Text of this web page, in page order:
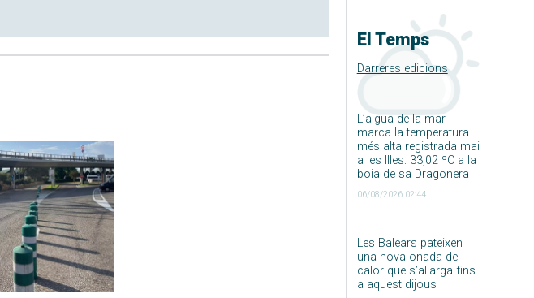
El Temps
Darreres edicions
L’aigua de la mar
marca la temperatura
més alta registrada mai
a les Illes: 33,02 ºC a la
boia de sa Dragonera
06/08/2026 02:44
Les Balears pateixen
una nova onada de
calor que s’allarga fins
a aquest dijous